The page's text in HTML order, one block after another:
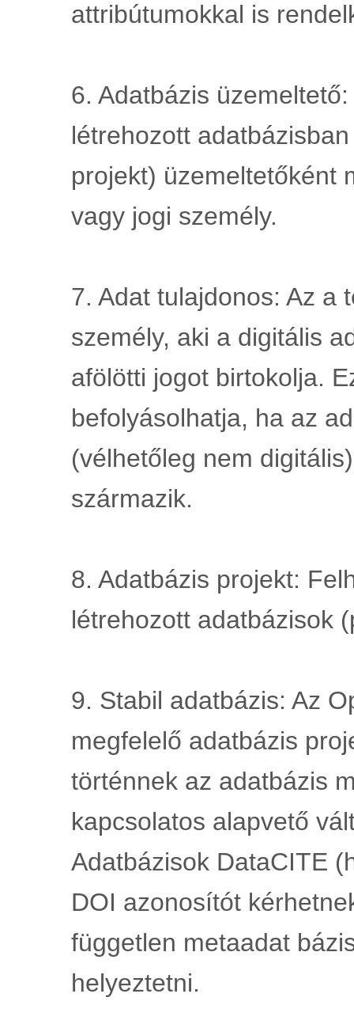
attribútumokkal is
6. Adatbázis
létrehozott
projekt) üzemeltetőként
vagy jogi személy.
7. Adat tulajdonos: Az a
személy, aki a digitális
afölötti jogot birtokolja.
befolyásolhatja, ha az
(vélhetőleg nem
származik.
8. Adatbázis projekt:
létrehozott adatbázisok
9. Stabil adatbázis: Az
megfelelő adatbázis
történnek az adatbázis
kapcsolatos alapvető
Adatbázisok DataCITE
DOI azonosítót
független metaadat